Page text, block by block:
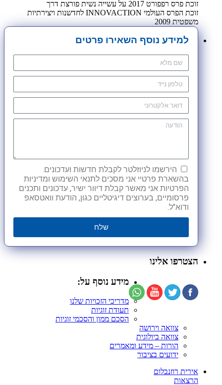
זוכת פרס רפפורט 2017 על עשייה נשית פורצת דרך
זוכת הפרס העולמי INNOVACTION לחדשנות ויצירתיות
משפטית 2009
למידע נוסף השאירו פרטים
הירשמו לניוזלטר לקבלת חדשות ועדכונים.
בהשארת פרטיי אני מסכים לתנאי השימוש ומדיניות
הפרטיות אני מאשר קבלת דיוור ישיר, עדכונים ותכנים
פרסומיים, בערוצים דיגיטליים כגון, הודעת וואטסאפ
ודוא"ל.
שלח
הצטרפו אלינו
מידע נוסף על:
מדריכי הזכויות שלנו
תעודת זוגיות
הסכם ממון והסכמי זוגיות
צוואה וירושה
צוואה ביולוגית
הורות – מידע ומאמרים
ידועים בציבור
אירית רוזנבלום
הרצאות